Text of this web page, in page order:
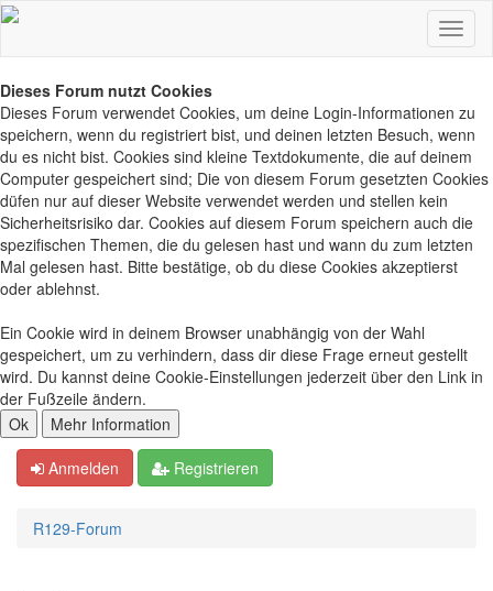
Dieses Forum nutzt Cookies
Dieses Forum verwendet Cookies, um deine Login-Informationen zu
speichern, wenn du registriert bist, und deinen letzten Besuch, wenn
du es nicht bist. Cookies sind kleine Textdokumente, die auf deinem
Computer gespeichert sind; Die von diesem Forum gesetzten Cookies
düfen nur auf dieser Website verwendet werden und stellen kein
Sicherheitsrisiko dar. Cookies auf diesem Forum speichern auch die
spezifischen Themen, die du gelesen hast und wann du zum letzten
Mal gelesen hast. Bitte bestätige, ob du diese Cookies akzeptierst
oder ablehnst.
Ein Cookie wird in deinem Browser unabhängig von der Wahl
gespeichert, um zu verhindern, dass dir diese Frage erneut gestellt
wird. Du kannst deine Cookie-Einstellungen jederzeit über den Link in
der Fußzeile ändern.
Anmelden Registrieren
R129-Forum